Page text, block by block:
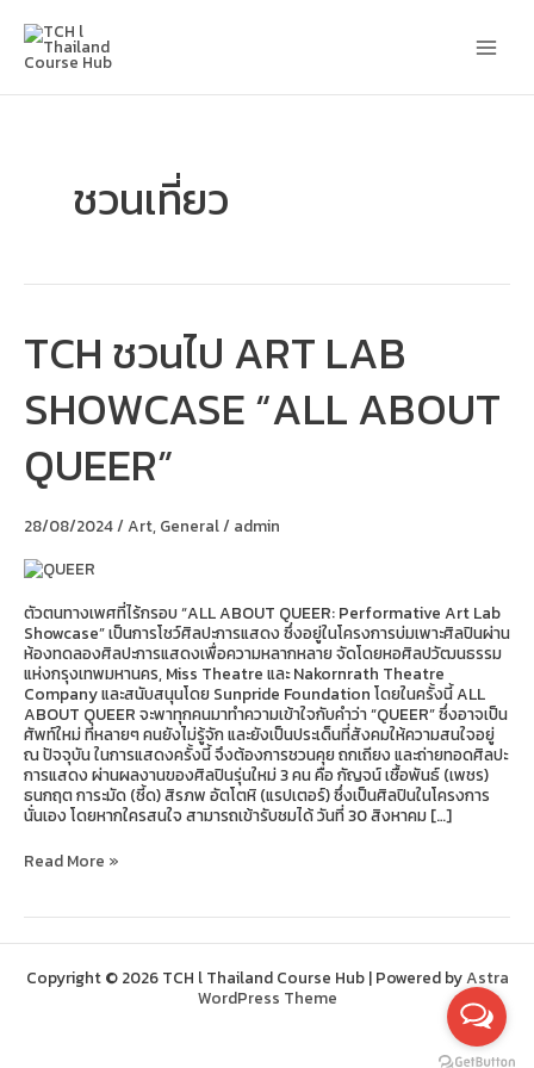
content
ชวนเที่ยว
TCH ชวนไป ART LAB
SHOWCASE “ALL ABOUT
QUEER”
28/08/2024/Art, General/ admin
ตัวตนทางเพศที่ไร้กรอบ “ALL ABOUT QUEER: Performative Art Lab
Showcase” เป็นการโชว์ศิลปะการแสดง ซึ่งอยู่ในโครงการบ่มเพาะศิลปินผ่าน
ห้องทดลองศิลปะการแสดงเพื่อความหลากหลาย จัดโดยหอศิลปวัฒนธรรม
แห่งกรุงเทพมหานคร, Miss Theatre และ Nakornrath Theatre
Company และสนับสนุนโดย Sunpride Foundation โดยในครั้งนี้ ALL
ABOUT QUEER จะพาทุกคนมาทำความเข้าใจกับคำว่า “QUEER” ซึ่งอาจเป็น
ศัพท์ใหม่ ที่หลายๆ คนยังไม่รู้จัก และยังเป็นประเด็นที่สังคมให้ความสนใจอยู่
ณ ปัจจุบัน ในการแสดงครั้งนี้ จึงต้องการชวนคุย ถกเถียง และถ่ายทอดศิลปะ
การแสดง ผ่านผลงานของศิลปินรุ่นใหม่ 3 คน คือ กัญจน์ เชื้อพันธ์ (เพชร)
ธนกฤต การะมัด (ซี้ด) สิรภพ อัตโตหิ (แรปเตอร์) ซึ่งเป็นศิลปินในโครงการ
นั่นเอง โดยหากใครสนใจ สามารถเข้ารับชมได้ วันที่ 30 สิงหาคม […]
ไป
ART
LAB
“ALL
ABOUT
QUEER”
Read More »
Copyright © 2026 TCH l Thailand Course Hub | Powered byAstra
WordPress Theme